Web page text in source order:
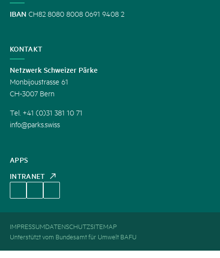
APPS
INTRANET
IBAN CH82 8080 8008 0691 9408 2
KONTAKT
Netzwerk Schweizer Pärke
Monbijoustrasse 61
CH-3007 Bern
Tel. +41 (0)31 381 10 71
info@parks.swiss
IMPRESSUMDATENSCHUTZSITEMAP
Unterstützt vom Bundesamt für Umwelt BAFU